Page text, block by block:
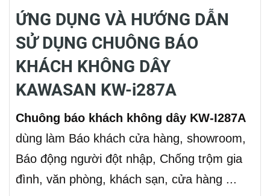
ỨNG DỤNG VÀ HƯỚNG DẪN
SỬ DỤNG CHUÔNG BÁO
KHÁCH KHÔNG DÂY
KAWASAN KW-i287A
Chuông báo khách không dây KW-I287A
dùng làm Báo khách cửa hàng, showroom,
Báo động người đột nhập, Chống trộm gia
đình, văn phòng, khách sạn, cửa hàng ...